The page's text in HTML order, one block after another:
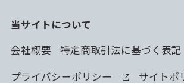
当サイトについて
会社概要
特定商取引法に基づく表記
プライバシーポリシー
サイトポ